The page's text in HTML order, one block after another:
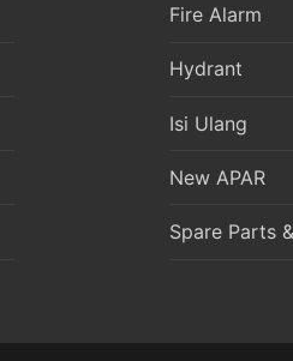
Fire Alarm
Hydrant
Isi Ulang
New APAR
Spare Parts